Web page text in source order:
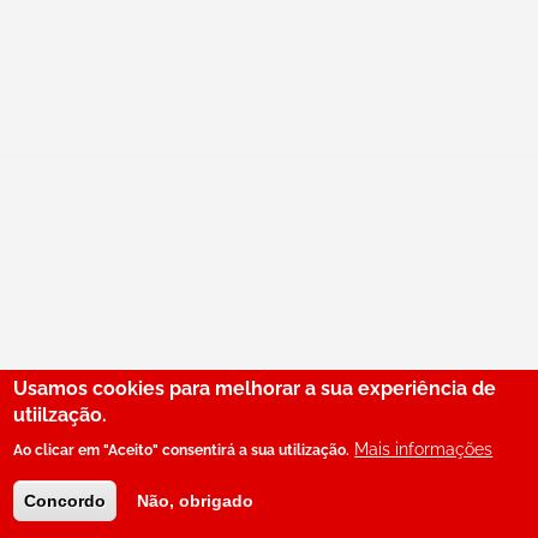
Usamos cookies para melhorar a sua experiência de
utiilzação.
Ao clicar em "Aceito" consentirá a sua utilização. Mais informações
Concordo Não, obrigado